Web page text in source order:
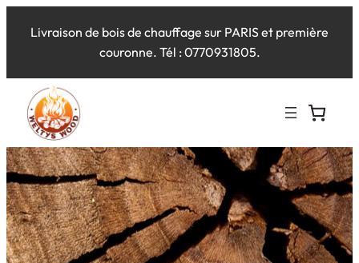
Livraison de bois de chauffage sur PARIS et première
couronne. Tél : 0770931805.